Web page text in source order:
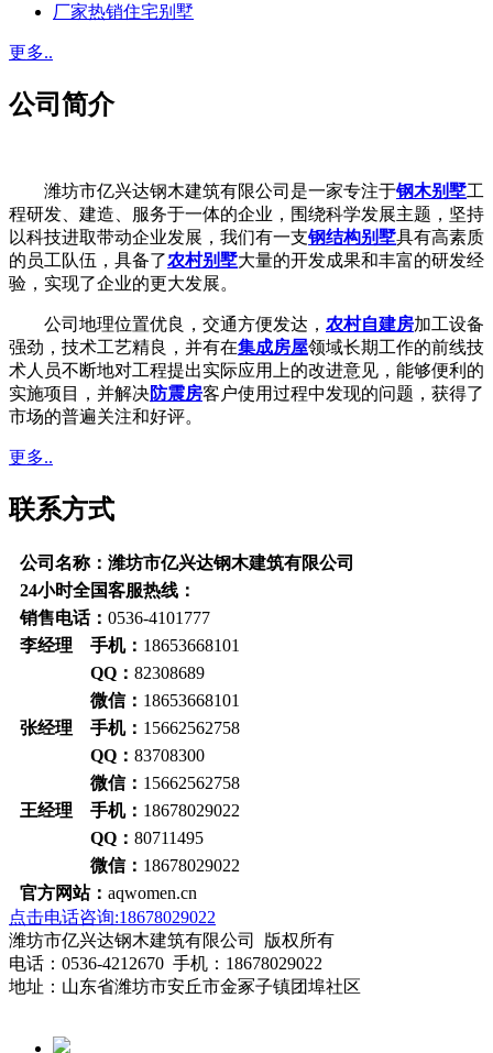
厂家热销住宅别墅
更多..
公司简介
潍坊市亿兴达钢木建筑有限公司是一家专注于钢木别墅工
程研发、建造、服务于一体的企业，围绕科学发展主题，坚持
以科技进取带动企业发展，我们有一支钢结构别墅具有高素质
的员工队伍，具备了农村别墅大量的开发成果和丰富的研发经
验，实现了企业的更大发展。
公司地理位置优良，交通方便发达， 农村自建房加工设备
强劲，技术工艺精良，并有在集成房屋领域长期工作的前线技
术人员不断地对工程提出实际应用上的改进意见，能够便利的
实施项目，并解决防震房客户使用过程中发现的问题，获得了
市场的普遍关注和好评。
更多..
联系方式
公司名称：潍坊市亿兴达钢木建筑有限公司
24小时全国客服热线：
销售电话： 0536-4101777
李经理 手机： 18653668101
QQ： 82308689
微信： 18653668101
张经理 手机： 15662562758
QQ： 83708300
微信： 15662562758
王经理 手机： 18678029022
QQ： 80711495
微信： 18678029022
官方网站： aqwomen.cn
点击电话咨询:18678029022
潍坊市亿兴达钢木建筑有限公司 版权所有
电话：0536-4212670 手机：18678029022
地址：山东省潍坊市安丘市金冢子镇团埠社区